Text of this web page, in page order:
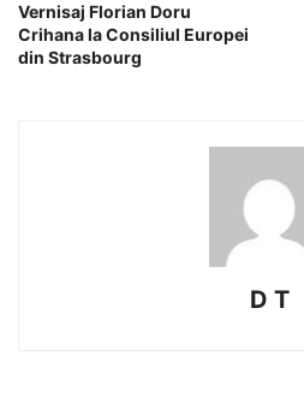
Vernisaj Florian Doru
Crihana la Consiliul Europei
din Strasbourg
D T